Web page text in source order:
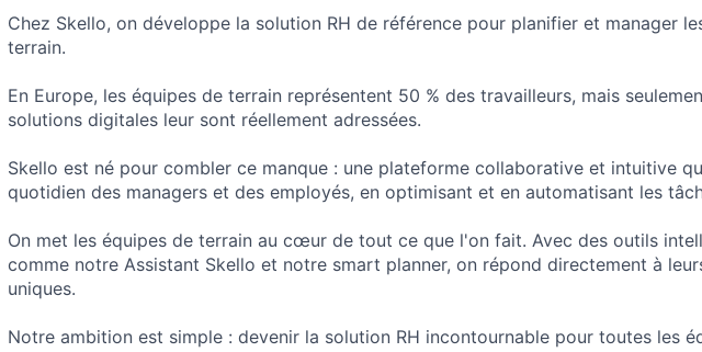
Chez Skello, on développe la solution RH de référence pour planifier et manager
terrain.
En Europe, les équipes de terrain représentent 50 % des travailleurs, mais
solutions digitales leur sont réellement adressées.
Skello est né pour combler ce manque : une plateforme collaborative et intuitive
quotidien des managers et des employés, en optimisant et en automatisant les
On met les équipes de terrain au cœur de tout ce que l'on fait. Avec des outils
comme notre Assistant Skello et notre smart planner, on répond directement à
uniques.
Notre ambition est simple : devenir la solution RH incontournable pour toutes les